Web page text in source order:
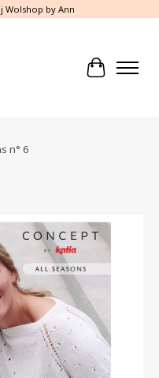
Wolshop by Ann
n° 6
Items